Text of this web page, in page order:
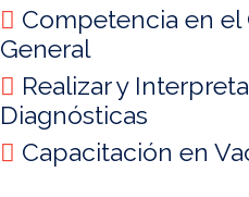
Competencia en
General
Realizar y
Diagnósticas
Capacitación en